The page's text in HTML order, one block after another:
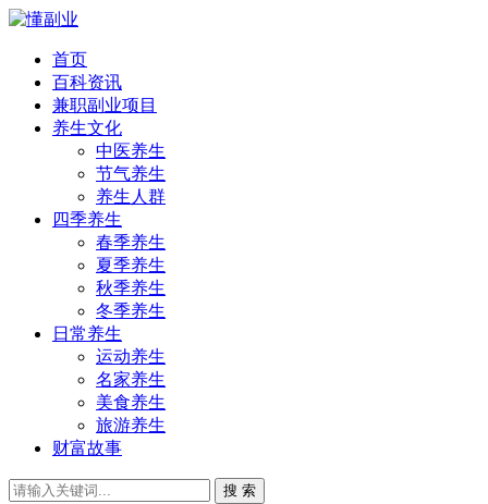
首页
百科资讯
兼职副业项目
养生文化
中医养生
节气养生
养生人群
四季养生
春季养生
夏季养生
秋季养生
冬季养生
日常养生
运动养生
名家养生
美食养生
旅游养生
财富故事
搜 索